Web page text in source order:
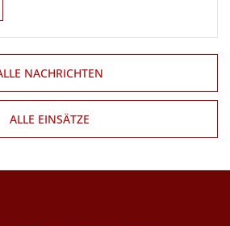
NACHRICHTEN
ALLE EINSÄTZE